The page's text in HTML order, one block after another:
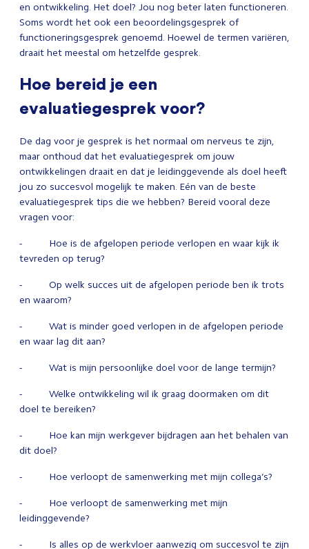
en ontwikkeling. Het doel? Jou nog beter laten functioneren.
Soms wordt het ook een beoordelingsgesprek of
functioneringsgesprek genoemd. Hoewel de termen variëren,
draait het meestal om hetzelfde gesprek.
Hoe bereid je een
evaluatiegesprek voor?
De dag voor je gesprek is het normaal om nerveus te zijn,
maar onthoud dat het evaluatiegesprek om jouw
ontwikkelingen draait en dat je leidinggevende als doel heeft
jou zo succesvol mogelijk te maken. Eén van de beste
evaluatiegesprek tips die we hebben? Bereid vooral deze
vragen voor:
- Hoe is de afgelopen periode verlopen en waar kijk ik
tevreden op terug?
- Op welk succes uit de afgelopen periode ben ik trots
en waarom?
- Wat is minder goed verlopen in de afgelopen periode
en waar lag dit aan?
- Wat is mijn persoonlijke doel voor de lange termijn?
- Welke ontwikkeling wil ik graag doormaken om dit
doel te bereiken?
- Hoe kan mijn werkgever bijdragen aan het behalen van
dit doel?
- Hoe verloopt de samenwerking met mijn collega’s?
- Hoe verloopt de samenwerking met mijn
leidinggevende?
- Is alles op de werkvloer aanwezig om succesvol te zijn